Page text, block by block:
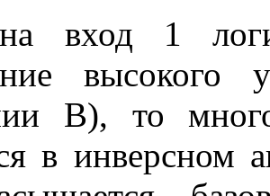
вход 1
высокого
В), то
в инверсном